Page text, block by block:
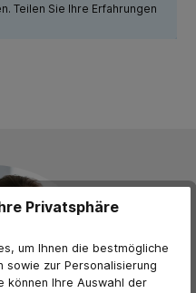
Teilen Sie Ihre Erfahrungen
Privatsphäre
um Ihnen die bestmögliche
sowie zur Personalisierung
können Ihre Auswahl der